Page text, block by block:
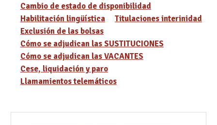
Cambio de estado de disponibilidad
Habilitación lingüística
Titulaciones interinidad
Exclusión de las bolsas
Cómo se adjudican las SUSTITUCIONES
Cómo se adjudican las VACANTES
Cese, liquidación y paro
Llamamientos telemáticos